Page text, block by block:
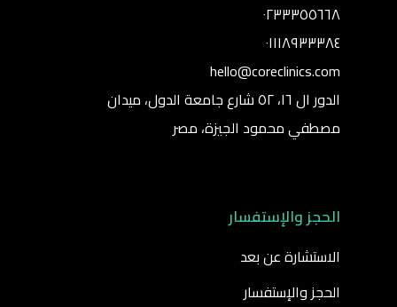
٠٢٣٣٣٥٥٦٦٨
٠١١١٨٩٣٣٣٨٤
hello@coreclinics.com
الدور ال ١٦، ٥٢ شارع جامعة الدول، ميدان
مصطفي محمود الجيزة، مصر
الحجز والإستفسار
الاستشارة عن بعد
الحجز والإستفسار